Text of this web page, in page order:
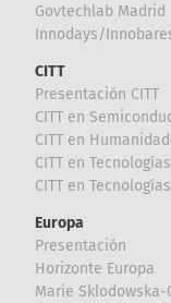
Govtechlab Madrid
Innodays/
CITT
Presentación CITT
CITT en
CITT en
CITT en
CITT en
Europa
Presentación
Horizonte Europa
Marie Sklodowska-